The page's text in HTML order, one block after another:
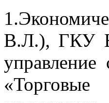
В.Л.), ГКУ